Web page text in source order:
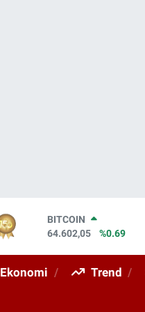
DOLAR
47,5986
%0.06
STERLİN
Ekonomi Trend